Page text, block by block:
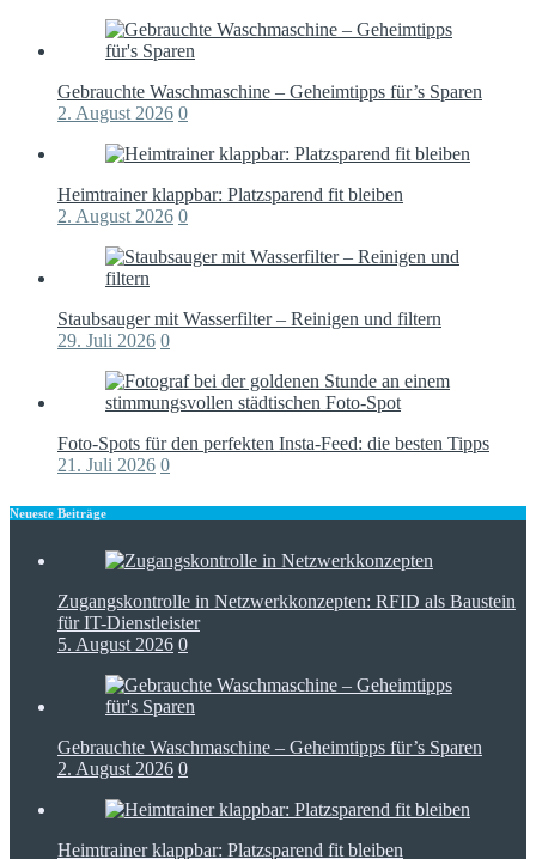
Gebrauchte Waschmaschine – Geheimtipps für’s Sparen
2. August 2026 0
Heimtrainer klappbar: Platzsparend fit bleiben
2. August 2026 0
Staubsauger mit Wasserfilter – Reinigen und filtern
29. Juli 2026 0
Foto-Spots für den perfekten Insta-Feed: die besten Tipps
21. Juli 2026 0
Neueste Beiträge
Zugangskontrolle in Netzwerkkonzepten: RFID als Baustein
für IT-Dienstleister
5. August 2026 0
Gebrauchte Waschmaschine – Geheimtipps für’s Sparen
2. August 2026 0
Heimtrainer klappbar: Platzsparend fit bleiben